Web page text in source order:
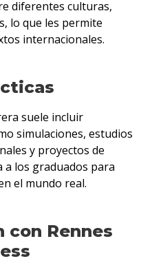
diferentes culturas,
lo que les permite
internacionales.
suele incluir
simulaciones, estudios
y proyectos de
a los graduados para
el mundo real.
Rennes